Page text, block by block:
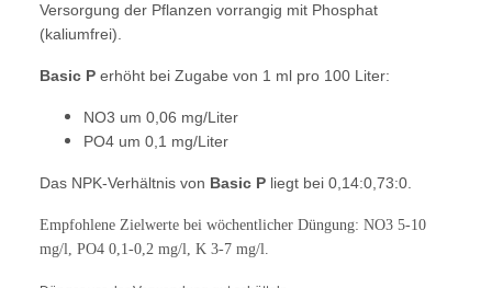
Versorgung der Pflanzen vorrangig mit Phosphat
(kaliumfrei).
Basic P erhöht bei Zugabe von 1 ml pro 100 Liter:
NO3 um 0,06 mg/Liter
PO4 um 0,1 mg/Liter
Das NPK-Verhältnis von Basic P liegt bei 0,14:0,73:0.
Empfohlene Zielwerte bei wöchentlicher Düngung: NO3 5-10
mg/l, PO4 0,1-0,2 mg/l, K 3-7 mg/l.